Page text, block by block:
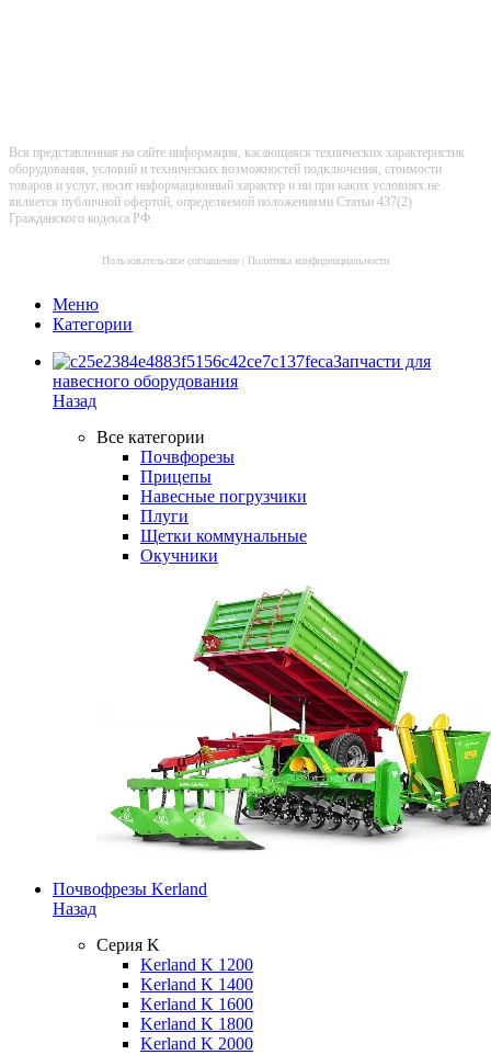
Вся представленная на сайте информация, касающаяся технических характеристик
оборудования, условий и технических возможностей подключения, стоимости
товаров и услуг, носит информационный характер и ни при каких условиях не
является публичной офертой, определяемой положениями Статьи 437(2)
Гражданского кодекса РФ.
Пользовательское соглашение Политика конфиденциальности
Меню
Категории
Запчасти для
навесного оборудования
Назад
Все категории
Почвфорезы
Прицепы
Навесные погрузчики
Плуги
Щетки коммунальные
Окучники
Почвофрезы Kerland
Назад
Серия K
Kerland K 1200
Kerland K 1400
Kerland K 1600
Kerland K 1800
Kerland K 2000